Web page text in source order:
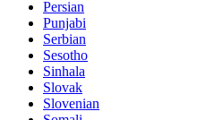
Persian
Punjabi
Serbian
Sesotho
Sinhala
Slovak
Slovenian